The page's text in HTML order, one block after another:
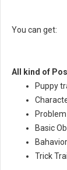
You can get:
All kind of
Puppy
Basic
Trick